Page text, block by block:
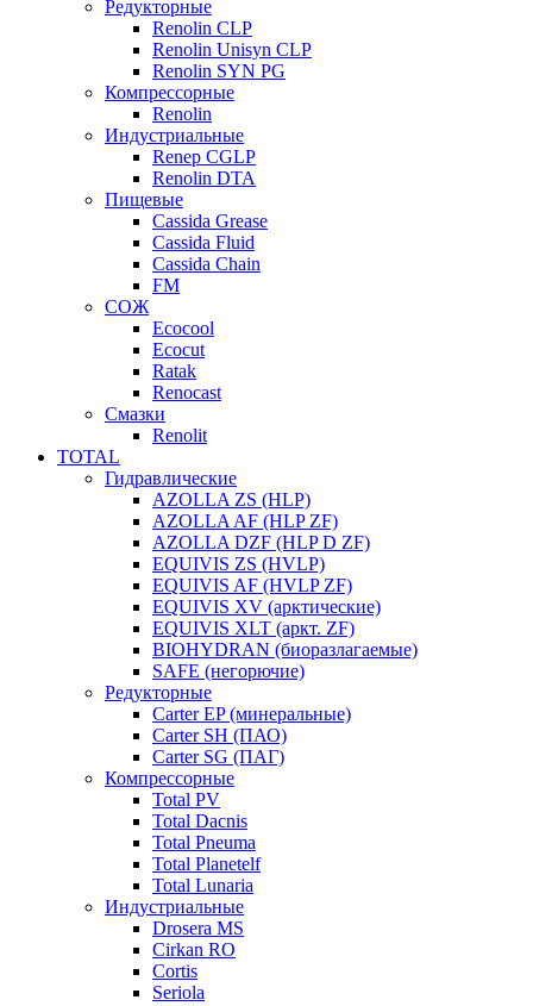
Редукторные
Renolin CLP
Renolin Unisyn CLP
Renolin SYN PG
Компрессорные
Renolin
Индустриальные
Renep CGLP
Renolin DTA
Пищевые
Cassida Grease
Cassida Fluid
Cassida Chain
FM
СОЖ
Ecocool
Ecocut
Ratak
Renocast
Смазки
Renolit
TOTAL
Гидравлические
AZOLLA ZS (HLP)
AZOLLA AF (HLP ZF)
AZOLLA DZF (HLP D ZF)
EQUIVIS ZS (HVLP)
EQUIVIS AF (HVLP ZF)
EQUIVIS XV (арктические)
EQUIVIS XLT (аркт. ZF)
BIOHYDRAN (биоразлагаемые)
SAFE (негорючие)
Редукторные
Carter EP (минеральные)
Carter SH (ПАО)
Carter SG (ПАГ)
Компрессорные
Total PV
Total Dacnis
Total Pneuma
Total Planetelf
Total Lunaria
Индустриальные
Drosera MS
Cirkan RO
Cortis
Seriola